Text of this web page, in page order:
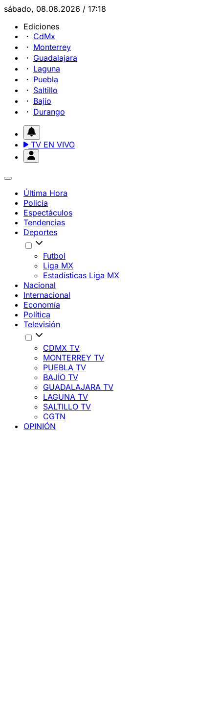
sábado, 08.08.2026 / 17:18
Ediciones
CdMx
Monterrey
Guadalajara
Laguna
Puebla
Saltillo
Bajío
Durango
TV EN VIVO
Última Hora
Policía
Espectáculos
Tendencias
Deportes
Futbol
Liga MX
Estadísticas Liga MX
Nacional
Internacional
Economía
Política
Televisión
CDMX TV
MONTERREY TV
PUEBLA TV
BAJÍO TV
GUADALAJARA TV
LAGUNA TV
SALTILLO TV
CGTN
OPINIÓN